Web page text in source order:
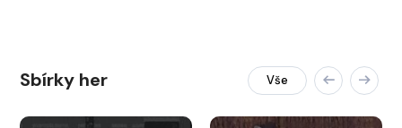
Sbírky her Vše